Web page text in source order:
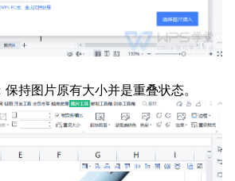
持图片原有大小并是重叠状态。